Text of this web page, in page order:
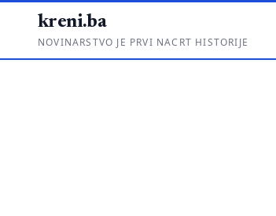
kreni.ba
NOVINARSTVO JE PRVI NACRT HISTORIJE